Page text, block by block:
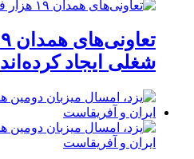
شغلی ایجاد کرده‌اند